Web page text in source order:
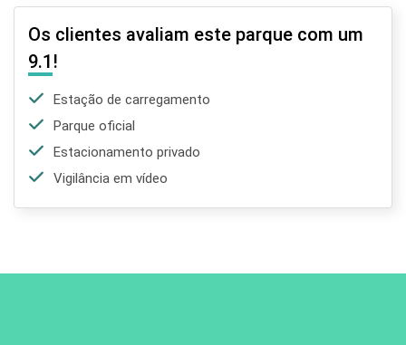
Os clientes avaliam este parque com um
9.1 !
Estação de carregamento
Parque oficial
Estacionamento privado
Vigilância em vídeo